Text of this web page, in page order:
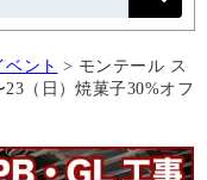
ベント > モンテール ス
（日）焼菓子30%オフ